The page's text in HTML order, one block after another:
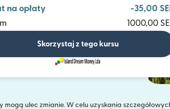
na opłaty
-35,00
1000,00
Skorzystaj z tego kursu
ulec zmianie. W celu uzyskania